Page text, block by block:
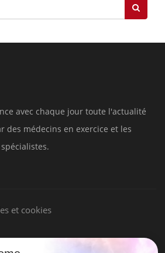
avec chaque jour toute l'actualité
des médecins en exercice et les
et cookies